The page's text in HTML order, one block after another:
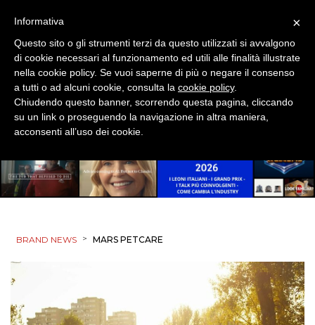
BRAND NEWS > MARS PETCARE
×
Informativa
Questo sito o gli strumenti terzi da questo utilizzati si avvalgono
di cookie necessari al funzionamento ed utili alle finalità illustrate
nella cookie policy. Se vuoi saperne di più o negare il consenso
a tutti o ad alcuni cookie, consulta la cookie policy.
Chiudendo questo banner, scorrendo questa pagina, cliccando
su un link o proseguendo la navigazione in altra maniera,
acconsenti all’uso dei cookie.